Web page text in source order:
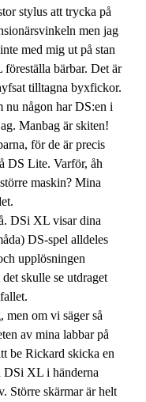
stylus att trycka på
men jag
med mig ut på stan
bärbar. Det är
tilltagna byxfickor.
någon har DS:en i
Manbag är skiten!
för de är precis
DS Lite. Varför, åh
maskin? Mina
DSi XL visar dina
DS-spel alldeles
upplösningen
skulle se utdraget
om vi säger så
av mina labbar på
be Rickard skicka en
XL i händerna
Större skärmar är helt